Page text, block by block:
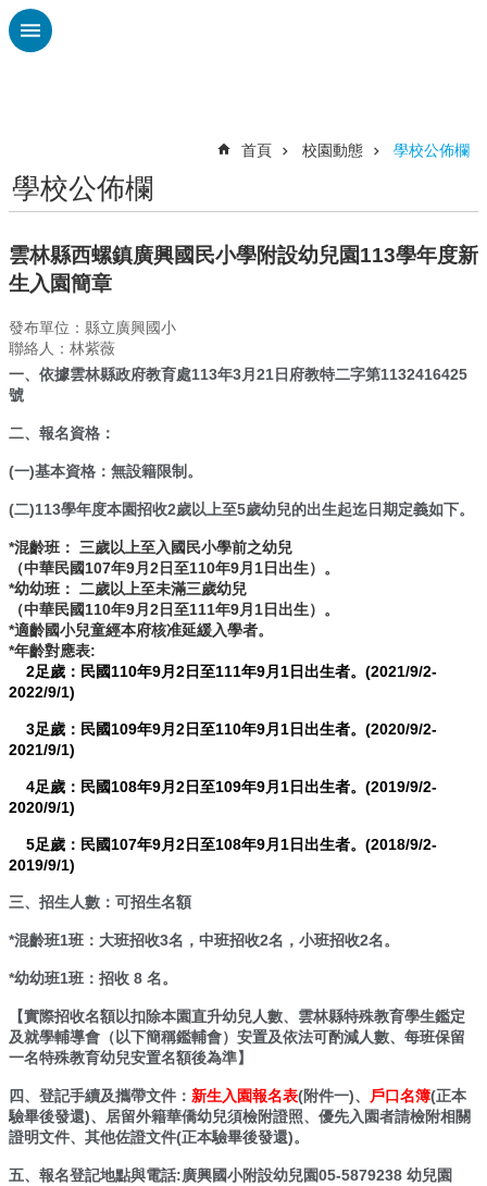
跳到主要內容區塊
認
廣
興
刊
專
欄
園
動
態
政
處
室
課
程
專
校
E
化
學
校
相
網
頁
學
校
相
辦
法
規
定
首頁 校園動態 學校公佈欄
學校公佈欄
雲林縣西螺鎮廣興國民小學附設幼兒園113學年度新
生入園簡章
發布單位：縣立廣興國小
聯絡人：林紫薇
一、依據雲林縣政府教育處113年3月21日府教特二字第1132416425
號
二、報名資格：
(一)基本資格：無設籍限制。
(二)113學年度本園招收2歲以上至5歲幼兒的出生起迄日期定義如下。
*混齡班： 三歲以上至入國民小學前之幼兒
（中華民國107年9月2日至110年9月1日出生）。
*幼幼班： 二歲以上至未滿三歲幼兒
（中華民國110年9月2日至111年9月1日出生）。
*適齡國小兒童經本府核准延緩入學者。
*年齡對應表:
2足歲：民國110年9月2日至111年9月1日出生者。(2021/9/2-
2022/9/1)
3足歲：民國109年9月2日至110年9月1日出生者。(2020/9/2-
2021/9/1)
4足歲：民國108年9月2日至109年9月1日出生者。(2019/9/2-
2020/9/1)
5足歲：民國107年9月2日至108年9月1日出生者。(2018/9/2-
2019/9/1)
三、招生人數：可招生名額
*混齡班1班：大班招收3名，中班招收2名，小班招收2名。
*幼幼班1班：招收 8 名。
【實際招收名額以扣除本園直升幼兒人數、雲林縣特殊教育學生鑑定
及就學輔導會（以下簡稱鑑輔會）安置及依法可酌減人數、每班保留
一名特殊教育幼兒安置名額後為準】
四、登記手續及攜帶文件： 新生入園報名表(附件一)、 戶口名簿(正本
驗畢後發還)、居留外籍華僑幼兒須檢附證照、優先入園者請檢附相關
證明文件、其他佐證文件(正本驗畢後發還)。
五、報名登記地點與電話:廣興國小附設幼兒園05-5879238 幼兒園